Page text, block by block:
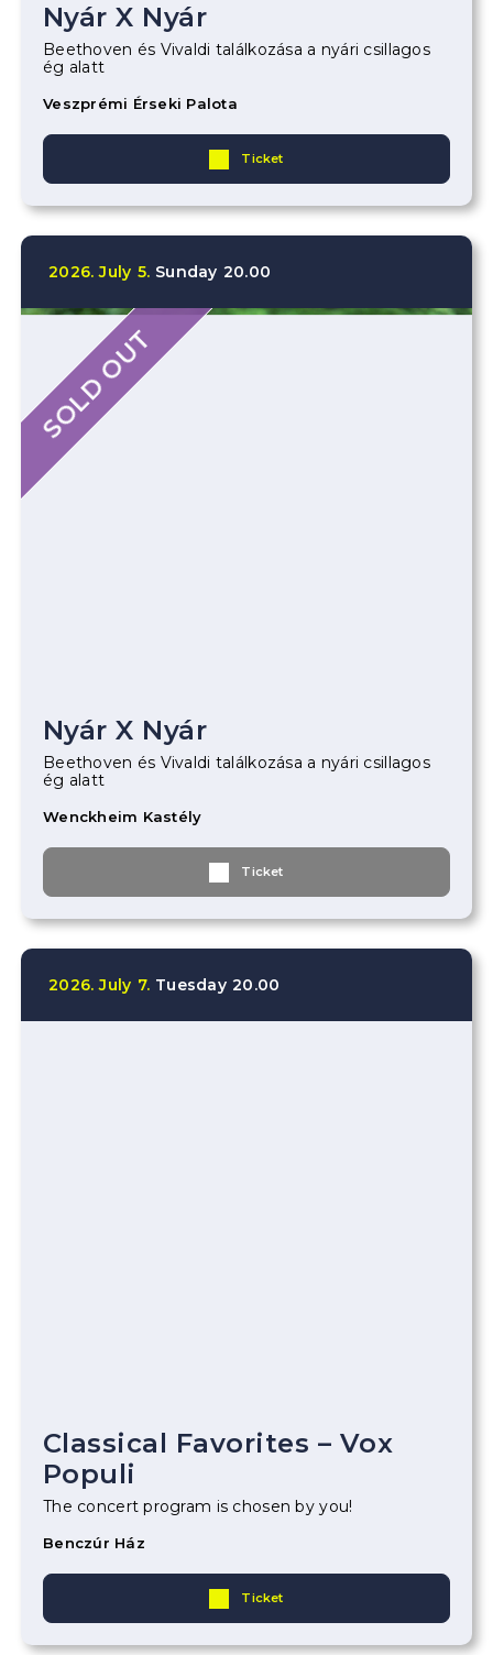
Nyár X Nyár
Beethoven és Vivaldi találkozása a nyári csillagos
ég alatt
Veszprémi Érseki Palota
Ticket
2026. July 5. Sunday 20.00
SOLD OUT
Nyár X Nyár
Beethoven és Vivaldi találkozása a nyári csillagos
ég alatt
Wenckheim Kastély
Ticket
2026. July 7. Tuesday 20.00
Classical Favorites – Vox
Populi
The concert program is chosen by you!
Benczúr Ház
Ticket